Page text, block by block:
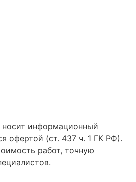
информационный
офертой (ст. 437 ч. 1 ГК РФ).
работ, точную